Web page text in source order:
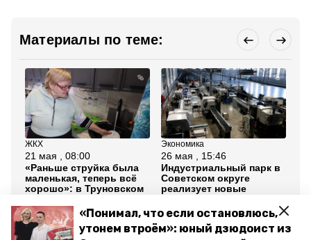
«Понимал, что если остановлюсь,
утонем втроём»: юный дзюдоист из
Материалы по теме:
ЖКХ
21 мая , 08:00
«Раньше струйка была
маленькая, теперь всё
хорошо»: в Труновском
улучшили для 1300
жителей
Экономика
26 мая , 15:46
Индустриальный парк в
Советском округе
реализует новые